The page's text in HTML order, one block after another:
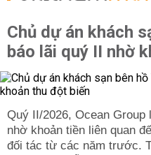
Chủ dự án khách
báo lãi quý II nhờ
Quý II/2026, Ocean
nhờ khoản tiền liên quan
đối tác từ các năm trước.